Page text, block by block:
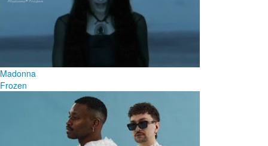
Madonna
Frozen